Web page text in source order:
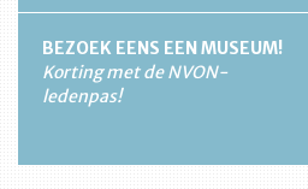
BEZOEK EENS EEN MUSEUM!
Korting met de NVON-
ledenpas!